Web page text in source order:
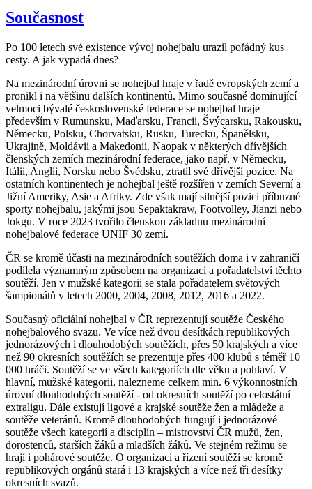
Současnost
Po 100 letech své existence vývoj nohejbalu urazil pořádný kus
cesty. A jak vypadá dnes?
Na mezinárodní úrovni se nohejbal hraje v řadě evropských zemí a
pronikl i na většinu dalších kontinentů. Mimo současné dominující
velmoci bývalé československé federace se nohejbal hraje
především v Rumunsku, Maďarsku, Francii, Švýcarsku, Rakousku,
Německu, Polsku, Chorvatsku, Rusku, Turecku, Španělsku,
Ukrajině, Moldávii a Makedonii. Naopak v některých dřívějších
členských zemích mezinárodní federace, jako např. v Německu,
Itálii, Anglii, Norsku nebo Švédsku, ztratil své dřívější pozice. Na
ostatních kontinentech je nohejbal ještě rozšířen v zemích Severní a
Jižní Ameriky, Asie a Afriky. Zde však mají silnější pozici příbuzné
sporty nohejbalu, jakými jsou Sepaktakraw, Footvolley, Jianzi nebo
Jokgu. V roce 2023 tvořilo členskou základnu mezinárodní
nohejbalové federace UNIF 30 zemí.
ČR se kromě účasti na mezinárodních soutěžích doma i v zahraničí
podílela významným způsobem na organizaci a pořadatelství těchto
soutěží. Jen v mužské kategorii se stala pořadatelem světových
šampionátů v letech 2000, 2004, 2008, 2012, 2016 a 2022.
Současný oficiální nohejbal v ČR reprezentují soutěže Českého
nohejbalového svazu. Ve více než dvou desítkách republikových
jednorázových i dlouhodobých soutěžích, přes 50 krajských a více
než 90 okresních soutěžích se prezentuje přes 400 klubů s téměř 10
000 hráči. Soutěží se ve všech kategoriích dle věku a pohlaví. V
hlavní, mužské kategorii, nalezneme celkem min. 6 výkonnostních
úrovní dlouhodobých soutěží - od okresních soutěží po celostátní
extraligu. Dále existují ligové a krajské soutěže žen a mládeže a
soutěže veteránů. Kromě dlouhodobých fungují i jednorázové
soutěže všech kategorií a disciplín – mistrovství ČR mužů, žen,
dorostenců, starších žáků a mladších žáků. Ve stejném režimu se
hrají i pohárové soutěže. O organizaci a řízení soutěží se kromě
republikových orgánů stará i 13 krajských a více než tři desítky
okresních svazů.